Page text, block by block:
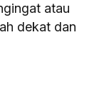
atau
dekat dan